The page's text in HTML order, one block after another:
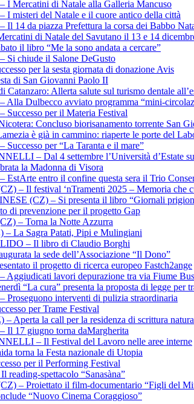
I Mercatini di Natale alla Galleria Mancuso
misteri del Natale e il cuore antico della città
14 da piazza Prefettura la corsa dei Babbo
di Natale del Savutano il 13 e 14
il libro “Me la sono andata a cercare”
Si chiude il Salone DeGusto
per la sesta giornata di donazione Avis
di San Giovanni Paolo II
Catanzaro: Allerta salute sul turismo dentale
Dulbecco avviato programma “mini-
per il Materia Festival
Concluso biorisanamento torrente San
è già in cammino: riaperte le porte del
per “La Taranta e il mare”
– Dal 4 settembre l’Università d’Estate
la Madonna di Visora
entro il confine questa sera il Trio
– Il festival ‘nTramenti 2025 – Memoria che
(CZ) – Si presenta il libro “Giornali
di prevenzione per il progetto Gap
– Torna la Notte Azzurra
La Sagra Patati, Pipi e Mulingiani
– Il libro di Claudio Borghi
la sede dell’Associazione “Il Dono”
il progetto di ricerca europeo Fastch2ange
lavori depurazione tra via Fiume
“La cura” presenta la proposta di legge per
interventi di pulizia straordinaria
per Trame Festival
Aperta la call per la residenza di scrittura
Il 17 giugno torna daMargherita
– Il Festival del Lavoro nelle aree interne
torna la Festa nazionale di Utopia
per il Performing Festival
spettacolo “Sanasàna”
– Proiettato il film-documentario “Figli del
“Nuovo Cinema Coraggioso”